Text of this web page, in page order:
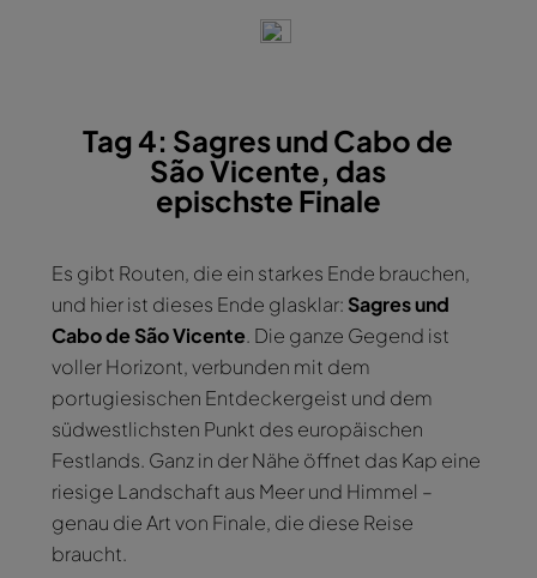
Tag 4: Sagres und Cabo de
São Vicente, das
epischste Finale
Es gibt Routen, die ein starkes Ende brauchen,
und hier ist dieses Ende glasklar: Sagres und
Cabo de São Vicente. Die ganze Gegend ist
voller Horizont, verbunden mit dem
portugiesischen Entdeckergeist und dem
südwestlichsten Punkt des europäischen
Festlands. Ganz in der Nähe öffnet das Kap eine
riesige Landschaft aus Meer und Himmel –
genau die Art von Finale, die diese Reise
braucht.